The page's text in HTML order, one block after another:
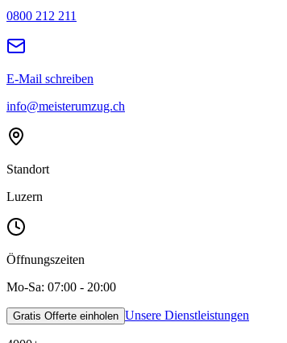
0800 212 211
E-Mail schreiben
info@meisterumzug.ch
Standort
Luzern
Öffnungszeiten
Mo-Sa: 07:00 - 20:00
Gratis Offerte einholen Unsere Dienstleistungen